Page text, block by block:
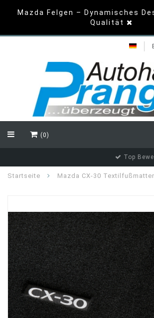
Mazda Felgen – Dynamisches
Qualität
(0)
Top Bewertungen
Startseite Mazda CX-30